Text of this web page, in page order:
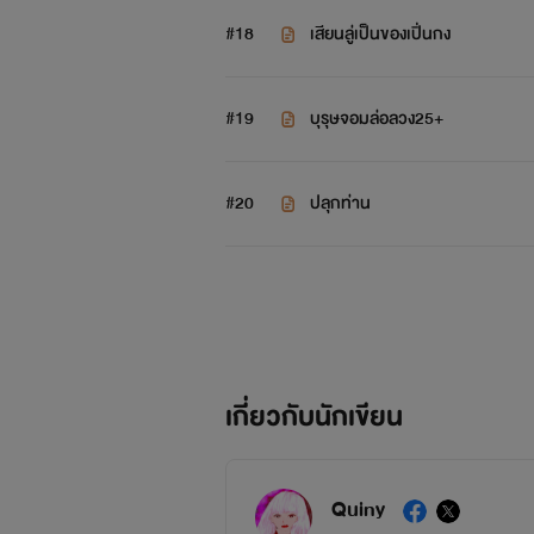
#18 เสียนลู่เป็นของเปิ่นกง
#19 บุรุษจอมล่อลวง25+
#20 ปลุกท่าน
เกี่ยวกับนักเขียน
Quiny